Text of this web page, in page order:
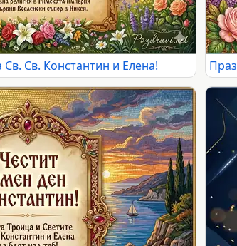
Св. Св. Константин и Елена!